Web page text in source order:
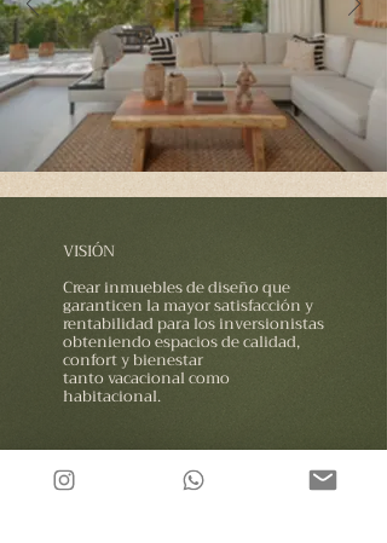
VISIÓN
Crear inmuebles de diseño que
garanticen la mayor satisfacción y
rentabilidad para los inversionistas
obteniendo espacios de calidad,
confort y bienestar
tanto vacacional como
habitacional.